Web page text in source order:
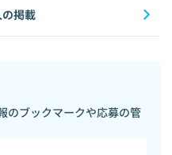
の掲載
のブックマークや応募の管